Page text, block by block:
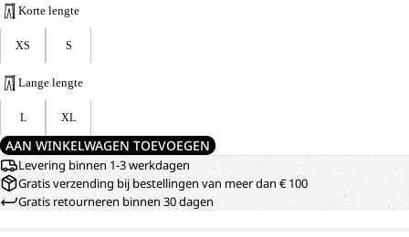
Korte lengte
XS S
Lange lengte
L XL
AAN WINKELWAGEN TOEVOEGEN
Levering binnen 1-3 werkdagen
Gratis verzending bij bestellingen van meer dan € 100
Gratis retourneren binnen 30 dagen